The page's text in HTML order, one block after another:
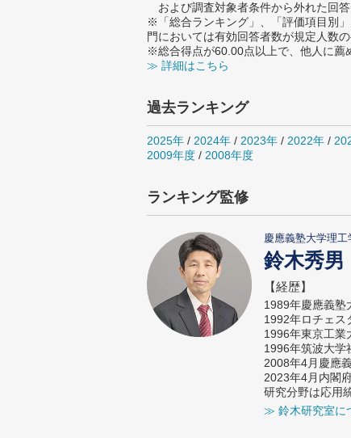
および調査対象者条件から外れた回答
※「総合ランキング」、「評価項目別
門においては有効回答者数が規定人数
※総合得点が60.00点以上で、他人に薦
≫ 詳細はこちら
過去ランキング
2025年 / 2024年 / 2023年 / 2022年 /
2009年度 / 2008年度
ランキング監修
慶應義塾大学理工
鈴木秀男
【経歴】
1989年慶應義塾
1992年ロチェス
1996年東京工業
1996年筑波大学
2008年4月慶應
2023年4月内閣
研究分野は応用
≫ 鈴木研究室に